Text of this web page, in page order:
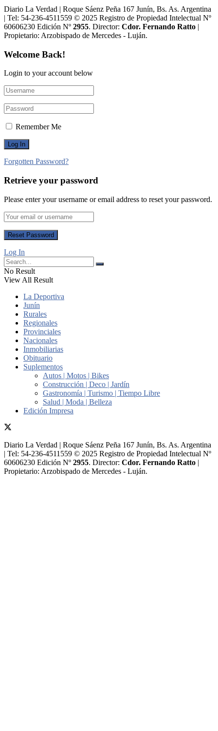
Diario La Verdad | Roque Sáenz Peña 167 Junín, Bs. As. Argentina
| Tel: 54-236-4511559 © 2025 Registro de Propiedad Intelectual Nº
60606230 Edición Nº 2955. Director:​ Cdor. Fernando Ratto |
Propietario:​ Arzobispado de Mercedes - Luján.
Welcome Back!
Login to your account below
Remember Me
Forgotten Password?
Retrieve your password
Please enter your username or email address to reset your password.
Log In
No Result
View All Result
La Deportiva
Junín
Rurales
Regionales
Provinciales
Nacionales
Inmobiliarias
Obituario
Suplementos
Autos | Motos | Bikes
Construcción | Deco | Jardín
Gastronomía | Turismo | Tiempo Libre
Salud | Moda | Belleza
Edición Impresa
Diario La Verdad | Roque Sáenz Peña 167 Junín, Bs. As. Argentina
| Tel: 54-236-4511559 © 2025 Registro de Propiedad Intelectual Nº
60606230 Edición Nº 2955. Director:​ Cdor. Fernando Ratto |
Propietario:​ Arzobispado de Mercedes - Luján.